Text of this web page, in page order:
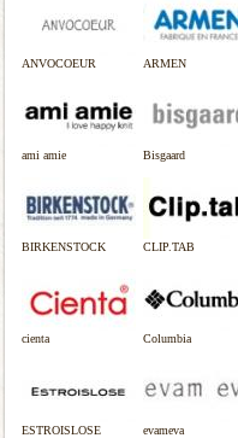
ANVOCOEUR ARMEN
ami amie Bisgaard
BIRKENSTOCK CLIP.TAB
cienta Columbia
ESTROISLOSE evameva